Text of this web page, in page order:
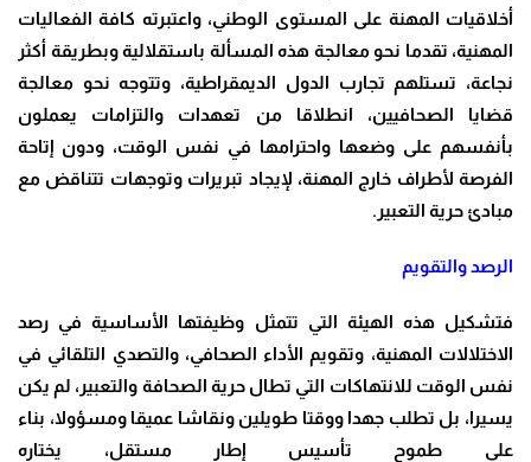
أخلاقيات المهنة على المستوى الوطني، واعتبرته كافة الفعاليات
المهنية، تقدما نحو معالجة هذه المسألة باستقلالية وبطريقة أكثر
نجاعة، تستلهم تجارب الدول الديمقراطية، وتتوجه نحو معالجة
قضايا الصحافيين، انطلاقا من تعهدات والتزامات يعملون
بأنفسهم على وضعها واحترامها في نفس الوقت، ودون إتاحة
الفرصة لأطراف خارج المهنة، لإيجاد تبريرات وتوجهات تتناقض مع
مبادئ حرية التعبير.
الرصد والتقويم
فتشكيل هذه الهيئة التي تتمثل وظيفتها الأساسية في رصد
الاختلالات المهنية، وتقويم الأداء الصحافي، والتصدي التلقائي في
نفس الوقت للانتهاكات التي تطال حرية الصحافة والتعبير، لم يكن
يسيرا، بل تطلب جهدا ووقتا طويلين ونقاشا عميقا ومسؤولا، بناء
على طموح تأسيس إطار مستقل، يختاره